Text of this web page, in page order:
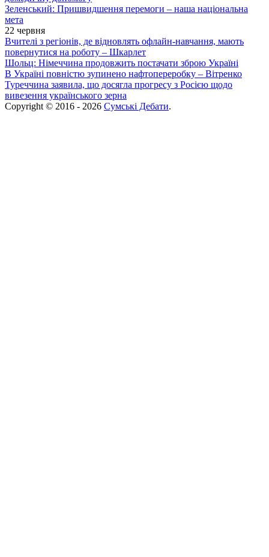
Зеленський: Пришвидшення перемоги – наша національна
мета
22 червня
Вчителі з регіонів, де відновлять офлайн-навчання, мають
повернутися на роботу – Шкарлет
Шольц: Німеччина продовжить постачати зброю Україні
В Україні повністю зупинено нафтопереробку – Вітренко
Туреччина заявила, що досягла прогресу з Росією щодо
вивезення українського зерна
Copyright © 2016 - 2026 Сумські Дебати.